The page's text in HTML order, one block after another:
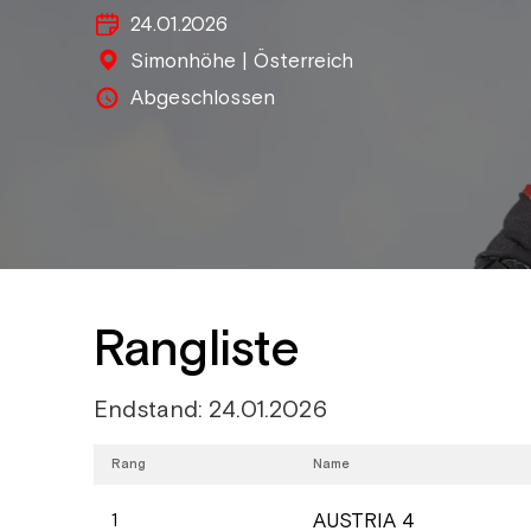
24.01.2026
Simonhöhe | Österreich
Abgeschlossen
Rangliste
Endstand: 24.01.2026
Rang Name
1 AUSTRIA 4